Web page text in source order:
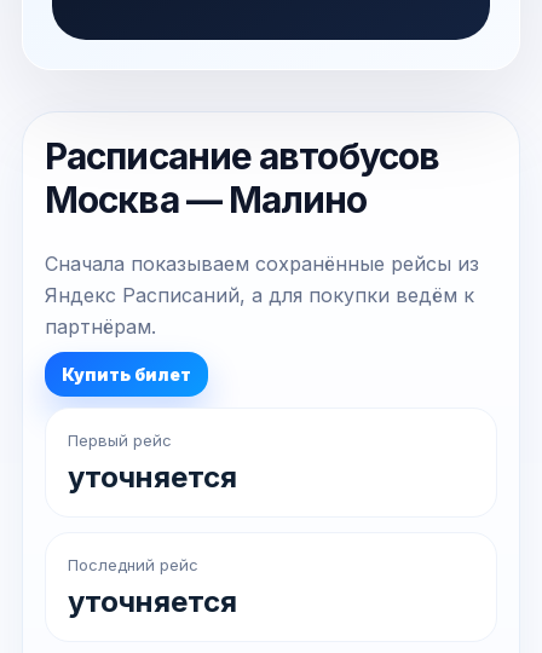
Расписание автобусов
Москва — Малино
Сначала показываем сохранённые рейсы из
Яндекс Расписаний, а для покупки ведём к
партнёрам.
Купить билет
Первый рейс
уточняется
Последний рейс
уточняется